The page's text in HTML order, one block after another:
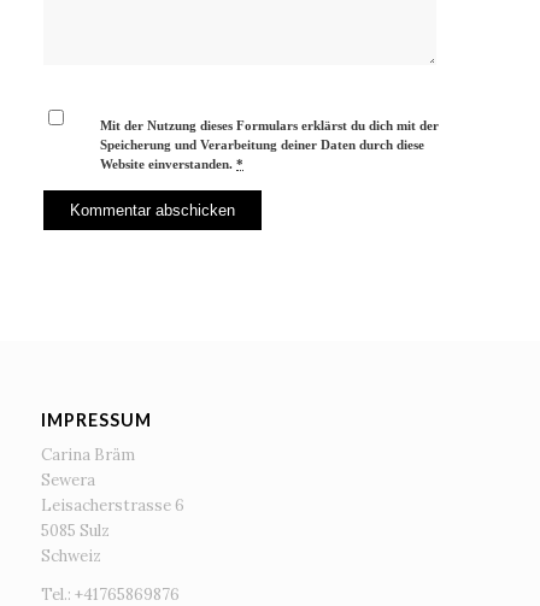
Mit der Nutzung dieses Formulars erklärst du dich mit der
Speicherung und Verarbeitung deiner Daten durch diese
Website einverstanden.*
IMPRESSUM
Carina Bräm
Sewera
Leisacherstrasse 6
5085 Sulz
Schweiz
Tel.: +41765869876